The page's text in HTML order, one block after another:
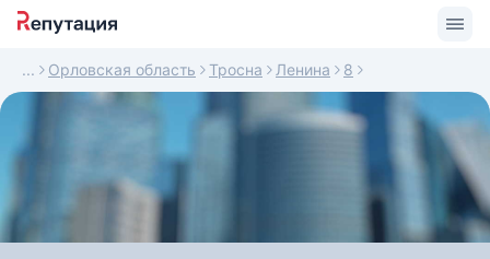
Орловская область Тросна Ленина 8